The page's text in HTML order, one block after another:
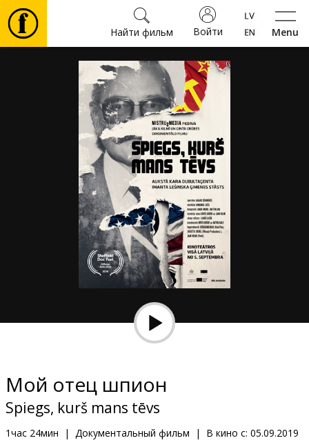
Menu
Войти
Найти фильм
Фильмы
Культура
Мероприятия
Новости
Клуб
Мой отец шпион
Spiegs, kurš mans tēvs
1час 24мин | Документальный фильм | В кино с: 05.09.2019